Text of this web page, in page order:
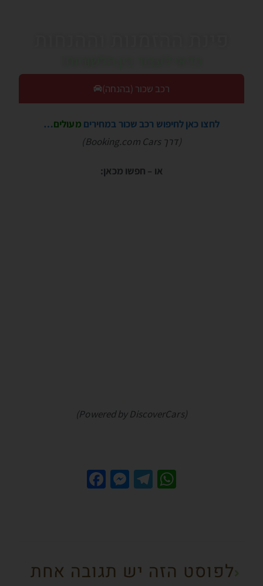
רכב שכור (בהנחה)
לחצו כאן לחיפוש רכב שכור במחירים מעולים…
(דרך Booking.com Cars)
או – חפשו מכאן:
(Powered by DiscoverCars)
W
p
Te
M
er
k
לפוסט הזה יש תגובה אחת